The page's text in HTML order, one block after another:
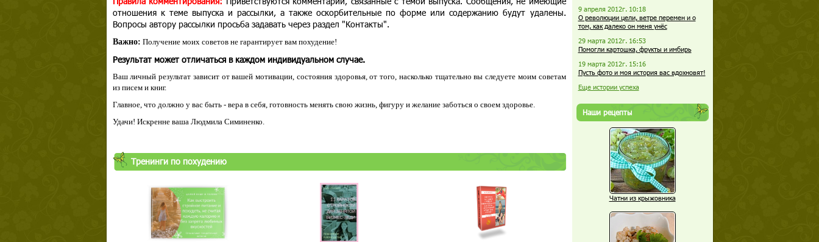
отношения к теме выпуска и рассылки, а также оскорбительные по форме или содержанию будут удалены.
Вопросы автору рассылки просьба задавать через раздел "Контакты".
Важно: Получение моих советов не гарантирует вам похудение!
Результат может отличаться в каждом индивидуальном случае.
Ваш личный результат зависит от вашей мотивации, состояния здоровья, от того, насколько тщательно вы следуете моим советам
из писем и книг.
Главное, что должно у вас быть - вера в себя, готовность менять свою жизнь, фигуру и желание заботься о своем здоровье.
Удачи! Искренне ваша Людмила Симиненко.
Тренинги по похудению
9 апреля 2012г. 10:18
О революции цели, ветре перемен и о
том, как далеко он меня унёс
29 марта 2012г. 16:53
Помогли картошка, фрукты и имбирь
19 марта 2012г. 15:16
Пусть фото и моя история вас вдохновят!
Еще истории успеха
Наши рецепты
Чатни из крыжовника